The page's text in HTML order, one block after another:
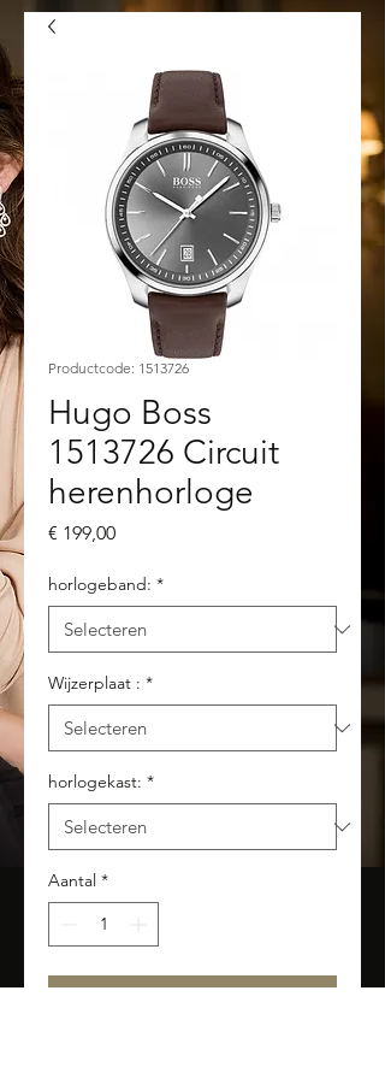
Productcode: 1513726
Hugo Boss
1513726 Circuit
herenhorloge
€ 199,00Prijs
horlogeband: *
Wijzerplaat : *
horlogekast: *
Aantal *